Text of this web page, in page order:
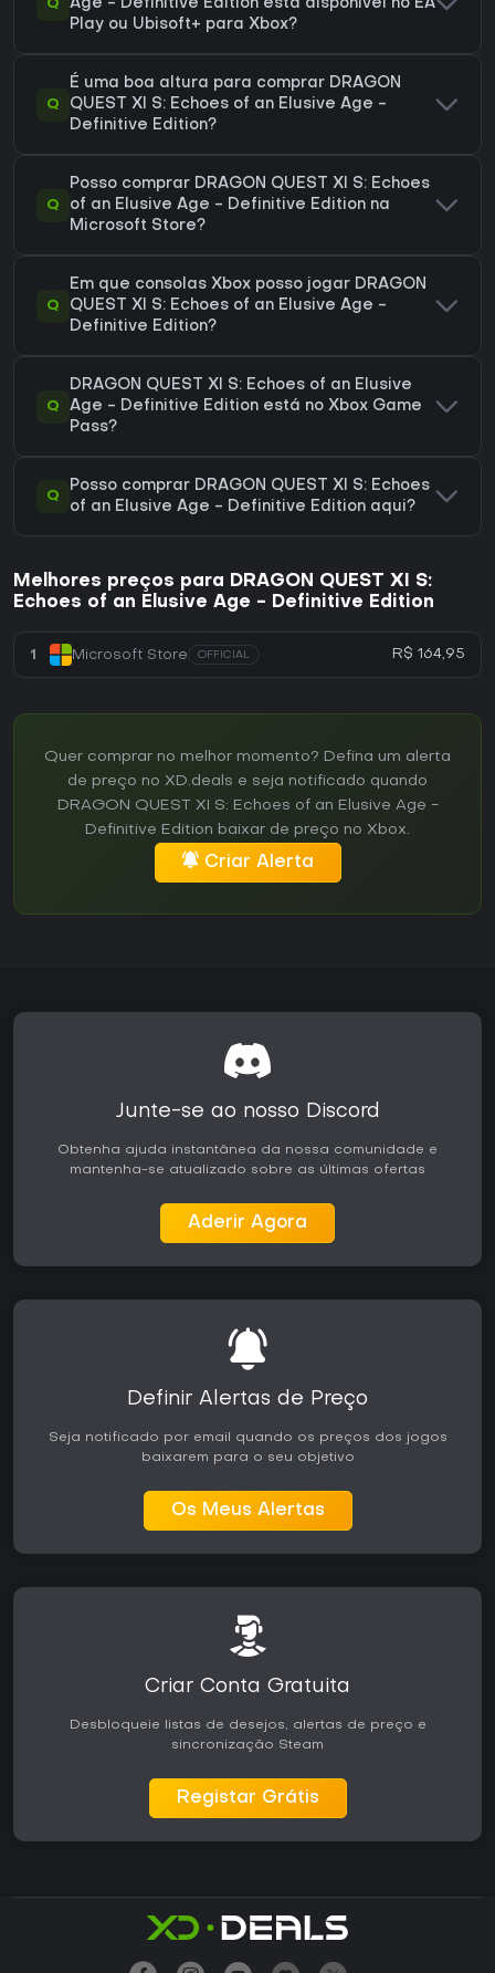
Q
Age - Definitive Edition está disponível no EA
Play ou Ubisoft+ para Xbox?
Q
É uma boa altura para comprar DRAGON
QUEST XI S: Echoes of an Elusive Age -
Definitive Edition?
Q
Posso comprar DRAGON QUEST XI S: Echoes
of an Elusive Age - Definitive Edition na
Microsoft Store?
Q
Em que consolas Xbox posso jogar DRAGON
QUEST XI S: Echoes of an Elusive Age -
Definitive Edition?
Q
DRAGON QUEST XI S: Echoes of an Elusive
Age - Definitive Edition está no Xbox Game
Pass?
Q
Posso comprar DRAGON QUEST XI S: Echoes
of an Elusive Age - Definitive Edition aqui?
Melhores preços para DRAGON QUEST XI S:
Echoes of an Elusive Age - Definitive Edition
1 Microsoft Store OFFICIAL R$ 164,95
Quer comprar no melhor momento? Defina um alerta
de preço no XD.deals e seja notificado quando
DRAGON QUEST XI S: Echoes of an Elusive Age -
Definitive Edition baixar de preço no Xbox.
Criar Alerta
Junte-se ao nosso Discord
Obtenha ajuda instantânea da nossa comunidade e
mantenha-se atualizado sobre as últimas ofertas
Aderir Agora
Definir Alertas de Preço
Seja notificado por email quando os preços dos jogos
baixarem para o seu objetivo
Os Meus Alertas
Criar Conta Gratuita
Desbloqueie listas de desejos, alertas de preço e
sincronização Steam
Registar Grátis